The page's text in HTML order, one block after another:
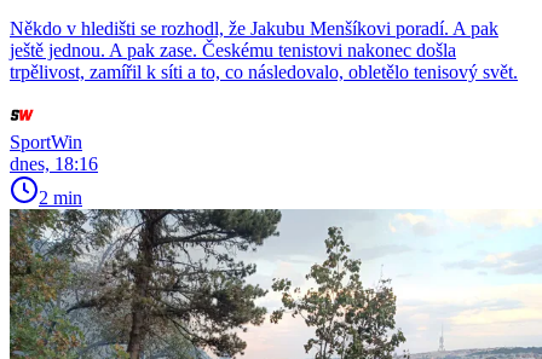
Někdo v hledišti se rozhodl, že Jakubu Menšíkovi poradí. A pak
ještě jednou. A pak zase. Českému tenistovi nakonec došla
trpělivost, zamířil k síti a to, co následovalo, obletělo tenisový svět.
SportWin
dnes, 18:16
2 min